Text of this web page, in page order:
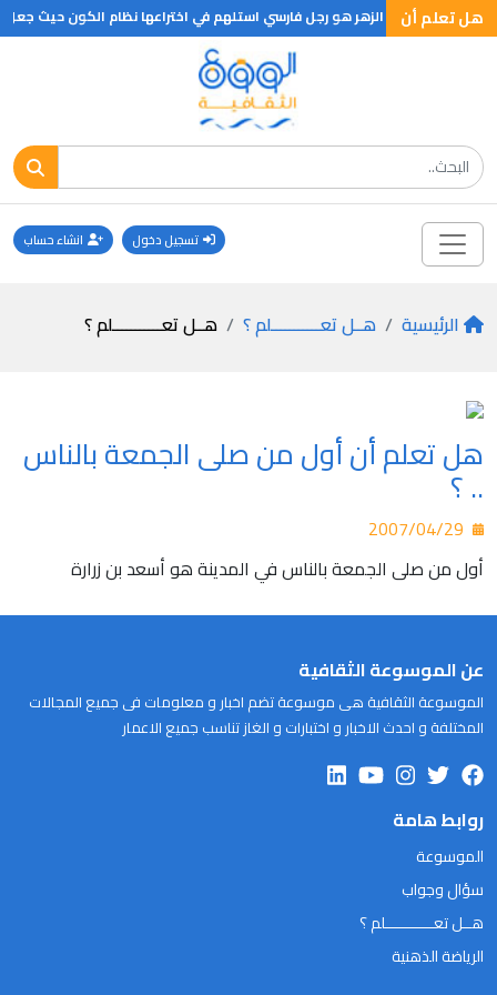
هل تعلم أن
مخترع طاولة الزهر هو رجل فارسي استلهم في اختراعها نظام الكون حيث جعل
تسجيل دخول انشاء حساب
الرئيسية هــل تعـــــــــــلم ؟ هــل تعـــــــــــلم ؟
هل تعلم أن أول من صلى الجمعة بالناس
.. ؟
أول من صلى الجمعة بالناس في المدينة هو أسعد بن زرارة
عن الموسوعة الثقافية
الموسوعة الثقافية هى موسوعة تضم اخبار و معلومات فى جميع المجالات
المختلفة و احدث الاخبار و اختبارات و الغاز تناسب جميع الاعمار
روابط هامة
الموسوعة
سؤال وجواب
هــل تعـــــــــــلم ؟
الرياضة الذهنية